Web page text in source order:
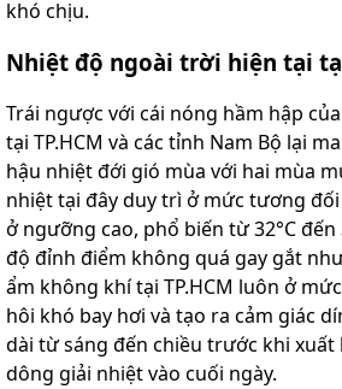
khó chịu.
Nhiệt độ ngoài trời hiện tại tại
Trái ngược với cái nóng hầm hập
tại TP.HCM và các tỉnh Nam Bộ lại
hậu nhiệt đới gió mùa với hai mùa
nhiệt tại đây duy trì ở mức tương
ở ngưỡng cao, phổ biến từ 32°C đến
độ đỉnh điểm không quá gay gắt
ẩm không khí tại TP.HCM luôn ở
hôi khó bay hơi và tạo ra cảm giác
dài từ sáng đến chiều trước khi
dông giải nhiệt vào cuối ngày.